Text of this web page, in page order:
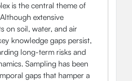
is the central theme of
extensive
on soil, water, and air
knowledge gaps persist,
long-term risks and
Sampling has been
gaps that hamper a